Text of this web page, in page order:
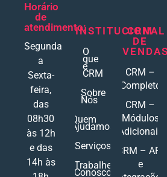
Horário
de
atendimento:
Segunda
a
Sexta-
feira,
das
08h30
às 12h
e das
14h às
INSTITUCIONAL
O
que
é
CRM
Sobre
Nós
Quem
Ajudamos
Serviços
Trabalhe
Conosco
CRM
DE
VENDAS
CRM –
Completo
CRM –
Módulos
Adicionais
CRM – API
e